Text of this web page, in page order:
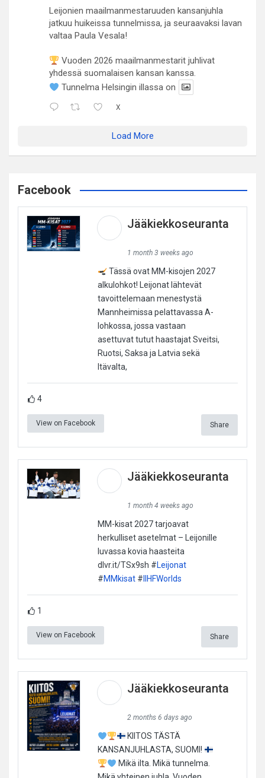
Leijonien maailmanmestaruuden kansanjuhla
jatkuu huikeissa tunnelmissa, ja seuraavaksi lavan
valtaa Paula Vesala!
Vuoden 2026 maailmanmestarit juhlivat
yhdessä suomalaisen kansan kanssa.
Tunnelma Helsingin illassa on
X
Load More
Facebook
Jääkiekkoseuranta
1 month 3 weeks ago
Tässä ovat MM-kisojen 2027
alkulohkot! Leijonat lähtevät
tavoittelemaan menestystä
Mannheimissa pelattavassa A-
lohkossa, jossa vastaan
asettuvat tutut haastajat Sveitsi,
Ruotsi, Saksa ja Latvia sekä
Itävalta,
4
View on Facebook Share
Jääkiekkoseuranta
1 month 4 weeks ago
MM-kisat 2027 tarjoavat
herkulliset asetelmat – Leijonille
luvassa kovia haasteita
dlvr.it/TSx9sh #Leijonat
#MMkisat# IIHFWorlds
1
View on Facebook Share
Jääkiekkoseuranta
2 months 6 days ago
KIITOS TÄSTÄ
KANSANJUHLASTA, SUOMI!
Mikä ilta. Mikä tunnelma.